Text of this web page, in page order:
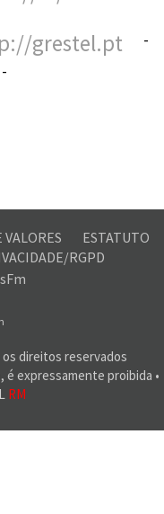
-
VALORES
ESTATUTO
RGPD
os direitos reservados
expressamente proibida •
RM